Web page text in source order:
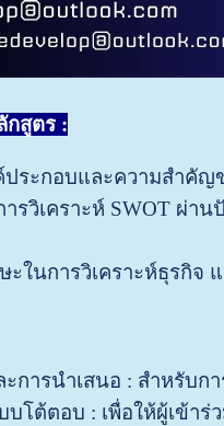
กสูตร :
ประกอบและความสำคัญ
ารวิเคราะห์ SWOT ผ่
ในการวิเคราะห์ธุรกิจ
ะการนำเสนอ : สำหรับ
โต้ตอบ : เพื่อให้ผู้เข้าร่